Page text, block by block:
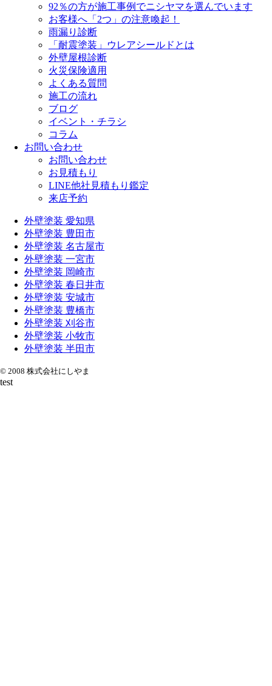
92％の方が施工事例でニシヤマを選んでいます
お客様へ「2つ」の注意喚起！
雨漏り診断
「耐震塗装」ウレアシールドとは
外壁屋根診断
火災保険適用
よくある質問
施工の流れ
ブログ
イベント・チラシ
コラム
お問い合わせ
お問い合わせ
お見積もり
LINE他社見積もり鑑定
来店予約
外壁塗装 愛知県
外壁塗装 豊田市
外壁塗装 名古屋市
外壁塗装 一宮市
外壁塗装 岡崎市
外壁塗装 春日井市
外壁塗装 安城市
外壁塗装 豊橋市
外壁塗装 刈谷市
外壁塗装 小牧市
外壁塗装 半田市
© 2008 株式会社にしやま
test